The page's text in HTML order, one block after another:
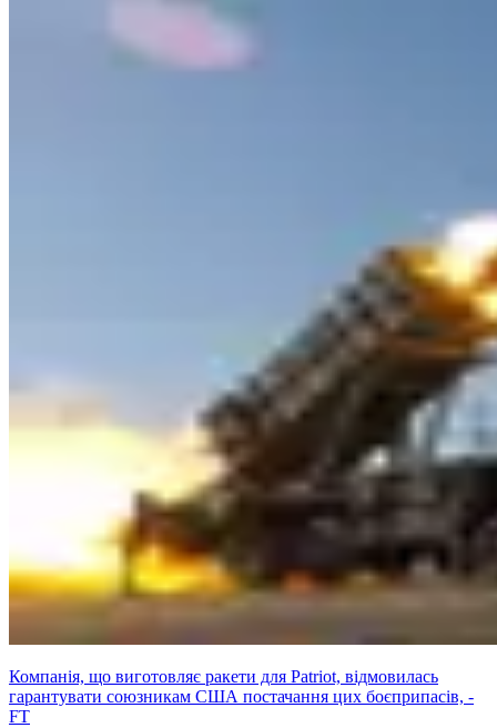
Компанія, що виготовляє ракети для Patriot, відмовилась
гарантувати союзникам США постачання цих боєприпасів, -
FT